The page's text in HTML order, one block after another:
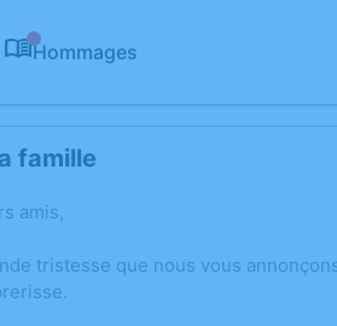
Hommages
famille
amis,
tristesse que nous vous